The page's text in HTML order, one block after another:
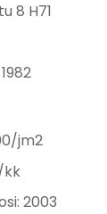
8 H71
jm2
kk
2003